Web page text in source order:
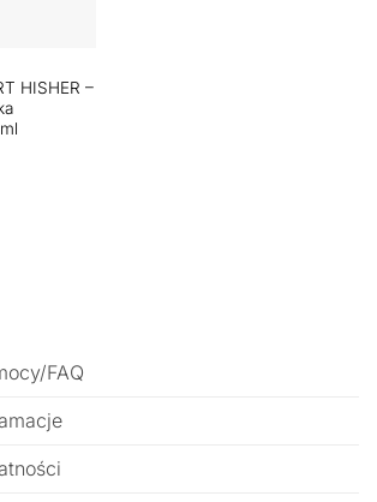
HISHER –
FAQ